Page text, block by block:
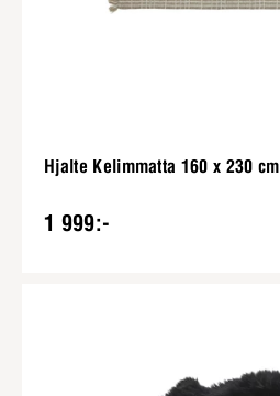
Hjalte Kelimmatta 160 x 230 cm
1 999:-